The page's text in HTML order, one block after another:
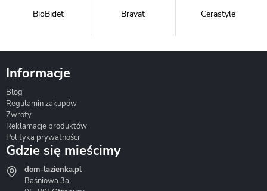
BioBidet Bravat Cerastyle
Hydrostop
Informacje
Blog
Regulamin zakupów
Zwroty
Reklamacje produktów
Polityka prywatności
Gdzie się mieścimy
dom-lazienka.pl
Baśniowa 3a